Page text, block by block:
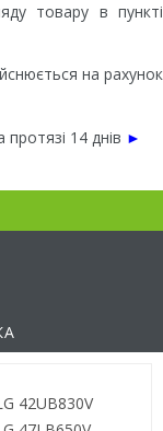
товару в пункті
на рахунок
14 днів ►
42UB830V